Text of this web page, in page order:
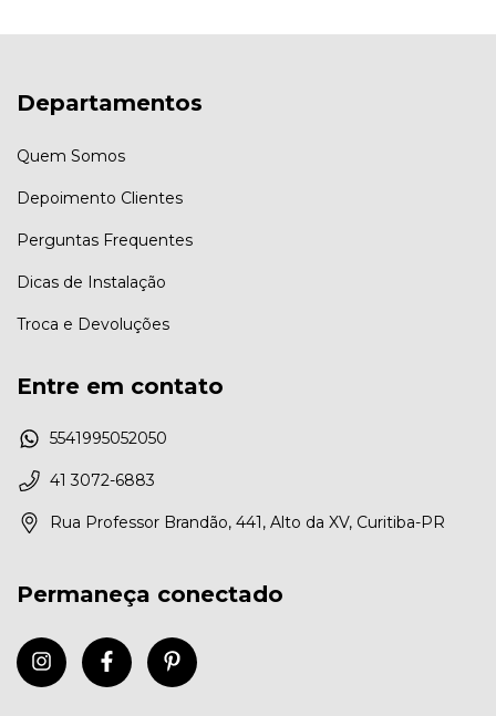
Departamentos
Quem Somos
Depoimento Clientes
Perguntas Frequentes
Dicas de Instalação
Troca e Devoluções
Entre em contato
5541995052050
41 3072-6883
Rua Professor Brandão, 441, Alto da XV, Curitiba-PR
Permaneça conectado